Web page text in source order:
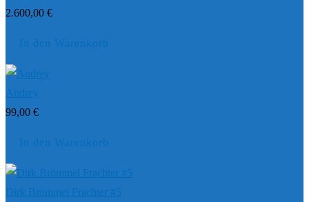
2.600,00 €
In den Warenkorb
Audrey
99,00 €
In den Warenkorb
Dirk Brömmel Frachter #5